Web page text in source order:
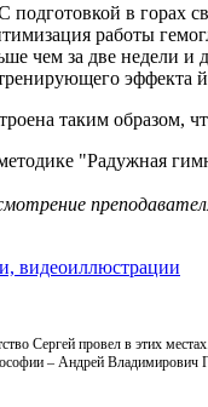
подготовкой в
работы
чем за две недели
эффекта
таким
"Радужная
видеоиллюстрации
Сергей провел в этих
– Андрей